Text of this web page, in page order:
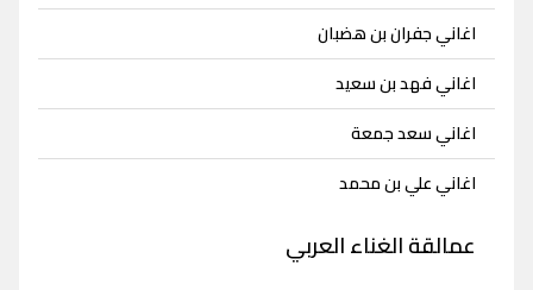
اغاني جفران بن هضبان
اغاني فهد بن سعيد
اغاني سعد جمعة
اغاني علي بن محمد
عمالقة الغناء العربي